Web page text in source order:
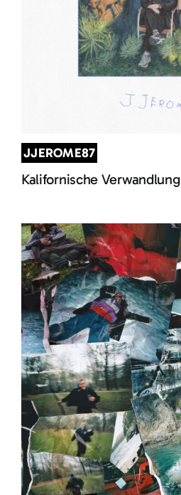
JJEROME87
Kalifornische Verwandlung